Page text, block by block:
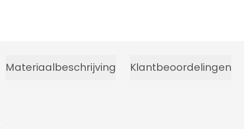
Materiaalbeschrijving Klantbeoordelingen